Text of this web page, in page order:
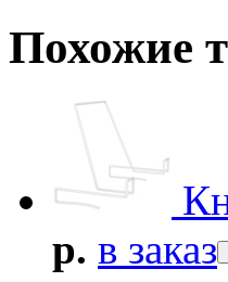
Похожие
р. в заказ